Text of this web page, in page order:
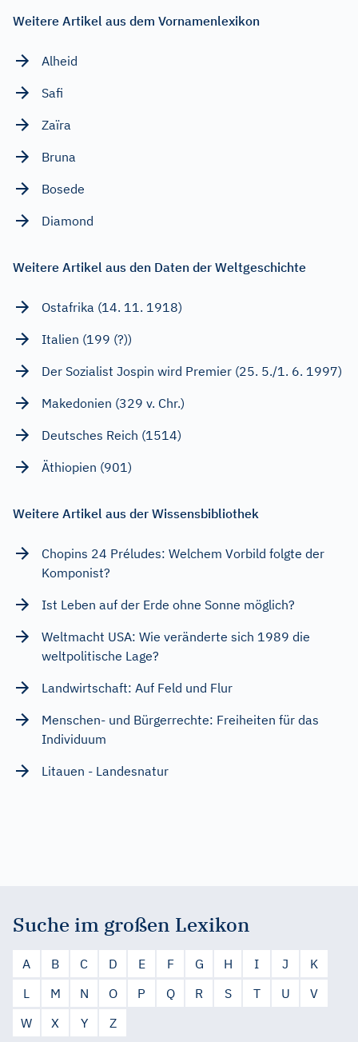
Weitere Artikel aus dem Vornamenlexikon
Alheid
Safi
Zaïra
Bruna
Bosede
Diamond
Weitere Artikel aus den Daten der Weltgeschichte
Ostafrika (14. 11. 1918)
Italien (199 (?))
Der Sozialist Jospin wird Premier (25. 5./1. 6. 1997)
Makedonien (329 v. Chr.)
Deutsches Reich (1514)
Äthiopien (901)
Weitere Artikel aus der Wissensbibliothek
Chopins 24 Préludes: Welchem Vorbild folgte der
Komponist?
Ist Leben auf der Erde ohne Sonne möglich?
Weltmacht USA: Wie veränderte sich 1989 die
weltpolitische Lage?
Landwirtschaft: Auf Feld und Flur
Menschen- und Bürgerrechte: Freiheiten für das
Individuum
Litauen - Landesnatur
Suche im großen Lexikon
A B C D E F G H I J
K
L
M N O P Q R S T U
V
W
X Y Z